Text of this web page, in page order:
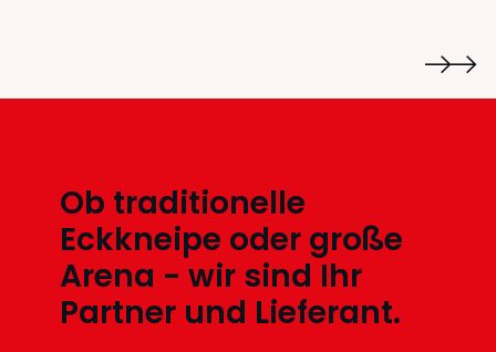
Ob traditionelle
Eckkneipe oder große
Arena - wir sind Ihr
Partner und Lieferant.